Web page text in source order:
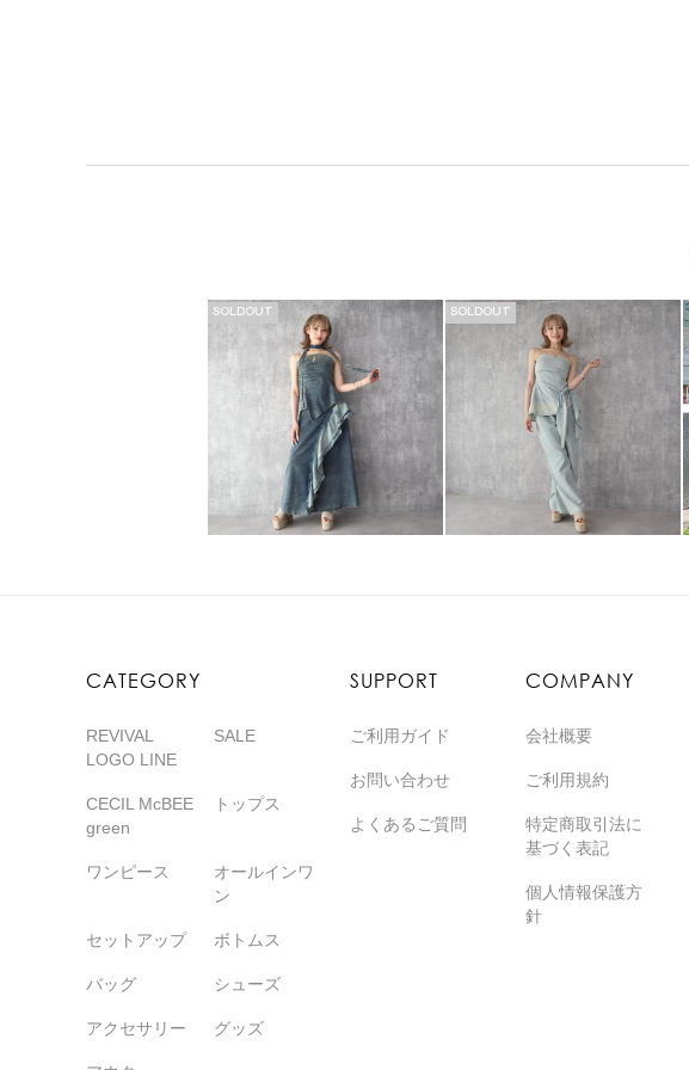
SOLDOUT SOLDOUT
CATEGORY
REVIVAL
LOGO LINE
SALE
CECIL McBEE
green
トップス
ワンピース
オールインワ
ン
セットアップ ボトムス
バッグ シューズ
アクセサリー グッズ
SUPPORT
ご利用ガイド
お問い合わせ
よくあるご質問
COMPANY
会社概要
ご利用規約
特定商取引法に
基づく表記
個人情報保護方
針